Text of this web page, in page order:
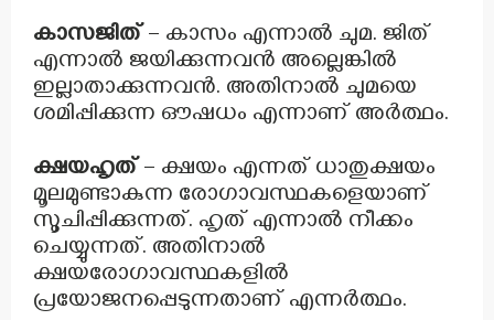
കാസജിത് – കാസം എന്നാൽ ചുമ. ജിത്
എന്നാൽ ജയിക്കുന്നവൻ അല്ലെങ്കിൽ
ഇല്ലാതാക്കുന്നവൻ. അതിനാൽ ചുമയെ
ശമിപ്പിക്കുന്ന ഔഷധം എന്നാണ് അർത്ഥം.
ക്ഷയഹൃത് – ക്ഷയം എന്നത് ധാതുക്ഷയം
മൂലമുണ്ടാകുന്ന രോഗാവസ്ഥകളെയാണ്
സൂചിപ്പിക്കുന്നത്. ഹൃത് എന്നാൽ നീക്കം
ചെയ്യുന്നത്. അതിനാൽ
ക്ഷയരോഗാവസ്ഥകളിൽ
പ്രയോജനപ്പെടുന്നതാണ് എന്നർത്ഥം.